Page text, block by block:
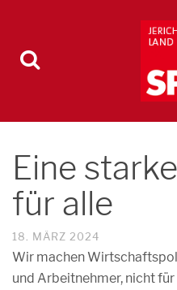
Eine
für alle
18. MÄRZ 2024
Wir machen
und Arbeitnehmer, nicht